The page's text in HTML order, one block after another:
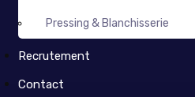
Pressing & Blanchisserie
Recrutement
Contact